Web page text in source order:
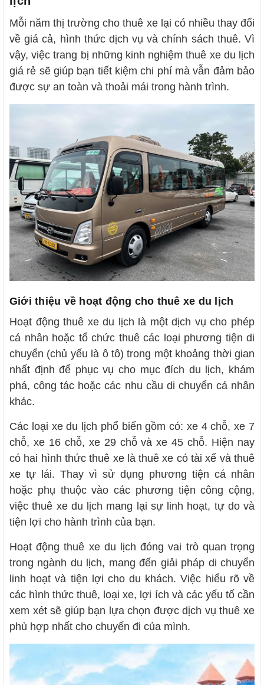
Mỗi năm thị trường cho thuê xe lại có nhiều thay đổi
về giá cả, hình thức dịch vụ và chính sách thuê. Vì
vậy, việc trang bị những kinh nghiệm thuê xe du lịch
giá rẻ sẽ giúp bạn tiết kiệm chi phí mà vẫn đảm bảo
được sự an toàn và thoải mái trong hành trình.
Giới thiệu về hoạt động cho thuê xe du lịch
Hoạt động thuê xe du lịch là một dịch vụ cho phép
cá nhân hoặc tổ chức thuê các loại phương tiện di
chuyển (chủ yếu là ô tô) trong một khoảng thời gian
nhất định để phục vụ cho mục đích du lịch, khám
phá, công tác hoặc các nhu cầu di chuyển cá nhân
khác.
Các loại xe du lịch phổ biến gồm có: xe 4 chỗ, xe 7
chỗ, xe 16 chỗ, xe 29 chỗ và xe 45 chỗ. Hiện nay
có hai hình thức thuê xe là thuê xe có tài xế và thuê
xe tự lái. Thay vì sử dụng phương tiện cá nhân
hoặc phụ thuộc vào các phương tiện công cộng,
việc thuê xe du lịch mang lại sự linh hoạt, tự do và
tiện lợi cho hành trình của bạn.
Hoạt động thuê xe du lịch đóng vai trò quan trọng
trong ngành du lịch, mang đến giải pháp di chuyển
linh hoạt và tiện lợi cho du khách. Việc hiểu rõ về
các hình thức thuê, loại xe, lợi ích và các yếu tố cần
xem xét sẽ giúp bạn lựa chọn được dịch vụ thuê xe
phù hợp nhất cho chuyến đi của mình.